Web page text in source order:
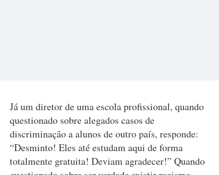
Já um diretor de uma escola profissional, quando
questionado sobre alegados casos de
discriminação a alunos de outro país, responde:
“Desminto! Eles até estudam aqui de forma
totalmente gratuita! Deviam agradecer!” Quando